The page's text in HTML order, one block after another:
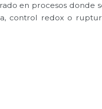
en procesos donde
control redox o